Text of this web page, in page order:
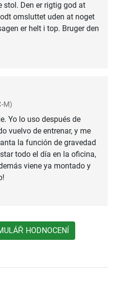
stol. Den er rigtig god at
omsluttet uden at noget
er helt i top. Bruger den
M)
Yo lo uso después de
vuelvo de entrenar, y me
la función de gravedad
todo el día en la oficina,
viene ya montado y
HODNOCENÍ